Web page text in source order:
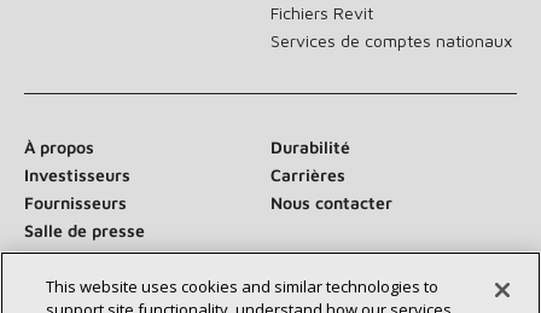
Fichiers Revit
Services de comptes nationaux
À propos
Durabilité
Investisseurs
Carrières
Fournisseurs
Nous contacter
Salle de presse
This website uses cookies and similar technologies to